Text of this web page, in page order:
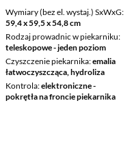
Wymiary (bez el. wystaj.) SxWxG
59,4 x 59,5 x 54,8 cm
Rodzaj prowadnic w piekarniku
teleskopowe - jeden poziom
Czyszczenie piekarnika emalia
łatwoczyszcząca, hydroliza
Kontrola elektroniczne -
pokrętła na froncie piekarnika